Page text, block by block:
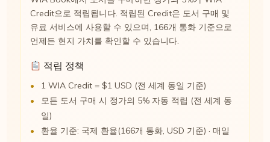
Credit으로 적립됩니다. 적립된 Credit은 도서 구매 및
유료 서비스에 사용할 수 있으며, 166개 통화 기준으로
언제든 현지 가치를 확인할 수 있습니다.
적립 정책
1 WIA Credit = $1 USD (전 세계 동일 기준)
모든 도서 구매 시 정가의 5% 자동 적립 (전 세계 동
일)
환율 기준: 국제 환율(166개 통화, USD 기준) · 매일